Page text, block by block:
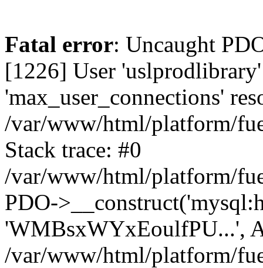
Fatal error: Uncaught
[1226] User 'uslprodlibrary'
'max_user_connections'
/var/www/html/platform/
Stack trace: #0
/var/www/html/platform/
PDO-
'WMBsxWYxEoulfPU...',
/var/www/html/platform/